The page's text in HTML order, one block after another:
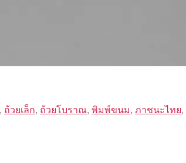
, ถ้วยเล็ก, ถ้วยโบราณ, พิมพ์ขนม, ภาชนะไทย,